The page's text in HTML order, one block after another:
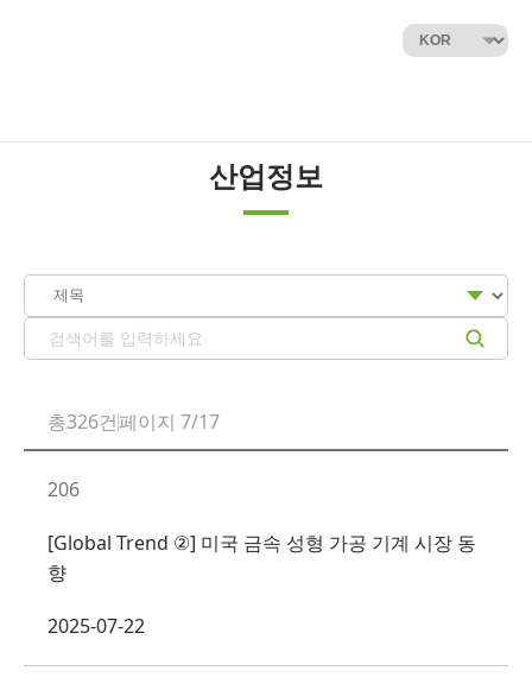
산업정보
총326건페이지 7/17
206
[Global Trend ②] 미국 금속 성형 가공 기계 시장 동
향
2025-07-22